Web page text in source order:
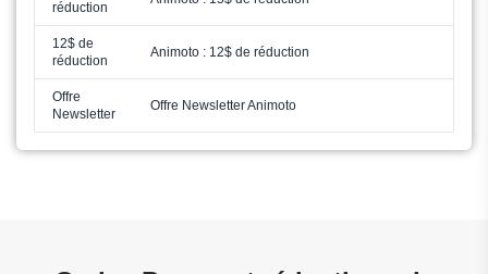
réduction
12$ de
réduction
Animoto : 12$ de réduction
Offre
Newsletter
Offre Newsletter Animoto